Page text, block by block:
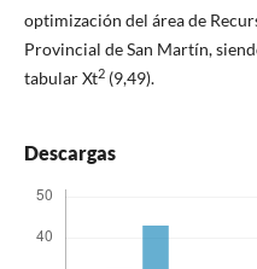
optimización del área de
Provincial de San Martín,
tabular Xt2(9,49).
Descargas